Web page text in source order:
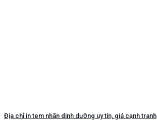
Địa chỉ in tem nhãn dinh dưỡng uy tín, giá cạnh tranh